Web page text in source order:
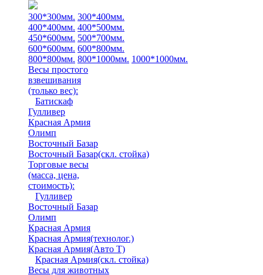
300*300мм. 300*400мм.
400*400мм. 400*500мм.
450*600мм. 500*700мм.
600*600мм. 600*800мм.
800*800мм. 800*1000мм. 1000*1000мм.
Весы простого
взвешивания
(только вес):
Батискаф
Гулливер
Красная Армия
Олимп
Восточный Базар
Восточный Базар(скл. стойка)
Торговые весы
(масса, цена,
стоимость):
Гулливер
Восточный Базар
Олимп
Красная Армия
Красная Армия(технолог.)
Красная Армия(Авто Т)
Красная Армия(скл. стойка)
Весы для животных